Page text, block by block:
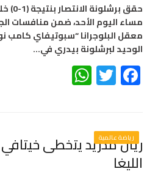
حقق
معقل البلوجرانا “سبوتيفاي كامب
الوحيد لبرشلونة بيدري في…
Facebook
Twitter
رياضة عالمية
ريال مدريد يتخطى
الليغا